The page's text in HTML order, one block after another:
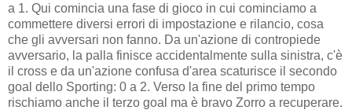
a 1. Qui comincia una fase di gioco in cui cominciamo a
commettere diversi errori di impostazione e rilancio, cosa
che gli avversari non fanno. Da un'azione di contropiede
avversario, la palla finisce accidentalmente sulla sinistra, c'è
il cross e da un'azione confusa d'area scaturisce il secondo
goal dello Sporting: 0 a 2. Verso la fine del primo tempo
rischiamo anche il terzo goal ma è bravo Zorro a recuperare.